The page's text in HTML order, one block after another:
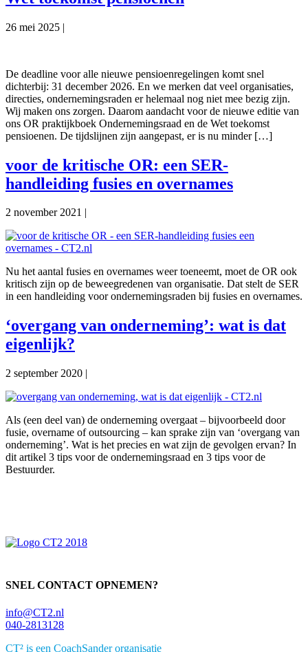
26 mei 2025 |
De deadline voor alle nieuwe pensioenregelingen komt snel
dichterbij: 31 december 2026. En we merken dat veel organisaties,
directies, ondernemingsraden er helemaal nog niet mee bezig zijn.
Wij maken ons zorgen. Daarom aandacht voor de nieuwe editie van
ons OR praktijkboek Ondernemingsraad en de Wet toekomst
pensioenen. De tijdslijnen zijn aangepast, er is nu minder […]
voor de kritische OR: een SER-
handleiding fusies en overnames
2 november 2021 |
Nu het aantal fusies en overnames weer toeneemt, moet de OR ook
kritisch zijn op de beweegredenen van organisatie. Dat stelt de SER
in een handleiding voor ondernemingsraden bij fusies en overnames.
‘overgang van onderneming’: wat is dat
eigenlijk?
2 september 2020 |
Als (een deel van) de onderneming overgaat – bijvoorbeeld door
fusie, overname of outsourcing – kan sprake zijn van ‘overgang van
onderneming’. Wat is het precies en wat zijn de gevolgen ervan? In
dit artikel 3 tips voor de ondernemingsraad en 3 tips voor de
Bestuurder.
SNEL CONTACT OPNEMEN?
info@CT2.nl
040-2813128
CT² is een CoachSander organisatie